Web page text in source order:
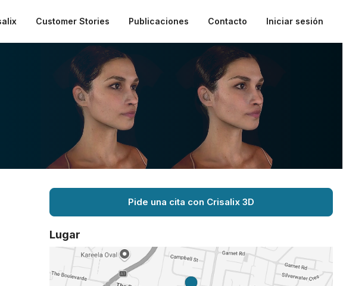
Customer Stories Publicaciones Contacto Iniciar sesión
Pide una cita con Crisalix 3D
Lugar